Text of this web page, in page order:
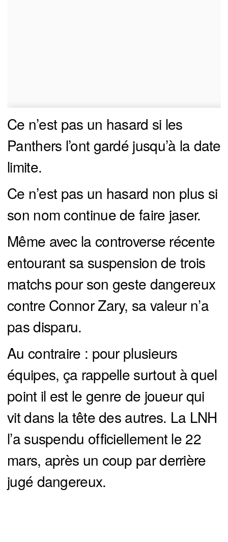
Ce n’est pas un hasard si les
Panthers l’ont gardé jusqu’à la date
limite.
Ce n’est pas un hasard non plus si
son nom continue de faire jaser.
Même avec la controverse récente
entourant sa suspension de trois
matchs pour son geste dangereux
contre Connor Zary, sa valeur n’a
pas disparu.
Au contraire : pour plusieurs
équipes, ça rappelle surtout à quel
point il est le genre de joueur qui
vit dans la tête des autres. La LNH
l’a suspendu officiellement le 22
mars, après un coup par derrière
jugé dangereux.